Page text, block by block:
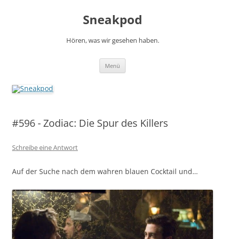
Sneakpod
Hören, was wir gesehen haben.
Menü
#596 - Zodiac: Die Spur des Killers
Schreibe eine Antwort
Auf der Suche nach dem wahren blauen Cocktail und…